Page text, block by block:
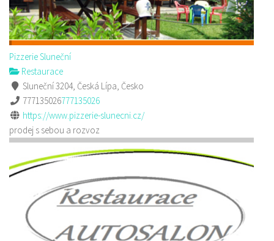
Pizzerie Sluneční
Restaurace
Sluneční 3204, Česká Lípa, Česko
777135026777135026
https://www.pizzerie-slunecni.cz/
prodej s sebou a rozvoz